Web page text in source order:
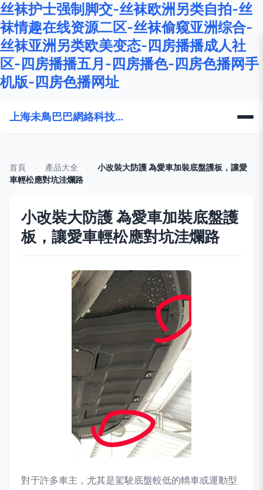
丝袜护士强制脚交-丝袜欧洲另类自拍-丝
袜情趣在线资源二区-丝袜偷窥亚洲综合-
丝袜亚洲另类欧美变态-四房播播成人社
区-四房播播五月-四房播色-四房色播网手
机版-四房色播网址
上海未鳥巴巴網絡科技有限公司
首頁 產品大全
小改裝大防護 為愛車加裝底盤護板，讓愛
車輕松應對坑洼爛路
小改裝大防護 為愛車加裝底盤護
板，讓愛車輕松應對坑洼爛路
對于許多車主，尤其是駕駛底盤較低的轎車或運動型